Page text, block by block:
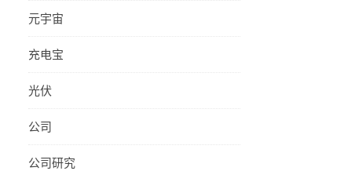
元宇宙
充电宝
光伏
公司
公司研究